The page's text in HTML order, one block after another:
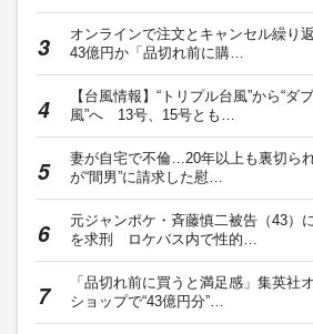
オンラインで注文とキャンセル繰
43億円か「品切れ前に購…
【台風情報】“トリプル台風”から“ダ
風”へ 13号、15号とも…
妻が自宅で不倫…20年以上も裏切ら
が“間男”に請求した慰…
元ジャンポケ・斉藤慎二被告（43）
を求刑 ロケバス内で性的…
「品切れ前に買うと満足感」集英社
ショップで“43億円分”…